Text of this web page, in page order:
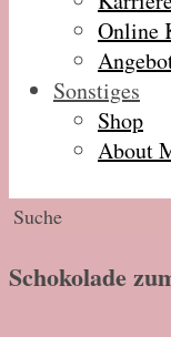
Online
Sonstiges
Shop
About
Schokolade